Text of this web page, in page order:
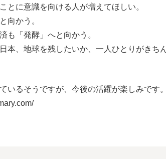
とに意識を向ける人が増えてほしい。
向かう。
も「発酵」へと向かう。
本、地球を残したいか、一人ひとりがきち
いるそうですが、今後の活躍が楽しみです。